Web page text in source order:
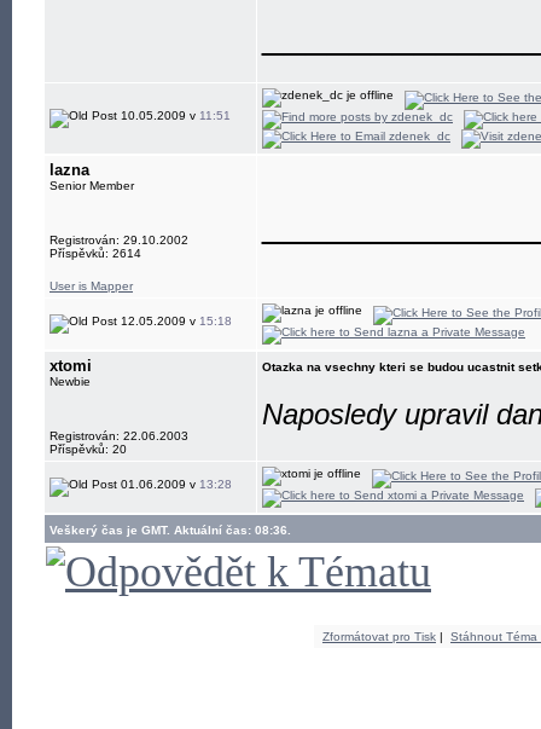
10.05.2009 v 11:51
lazna
Senior Member
Registrován: 29.10.2002
Příspěvků: 2614
User is Mapper
12.05.2009 v 15:18
xtomi
Newbie
Registrován: 22.06.2003
Příspěvků: 20
Otazka na vsechny kteri se budou ucastnit
Naposledy upravil
01.06.2009 v 13:28
Veškerý čas je GMT. Aktuální čas: 08:36.
Zformátovat pro Tisk | Stáhnout Téma